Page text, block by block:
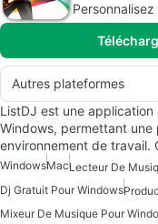
Autres plateformes
ListDJ est une
Windows, permettant une
environnement de
WindowsMacLecteur De
Dj Gratuit Pour Windows
Mixeur De Musique Pour